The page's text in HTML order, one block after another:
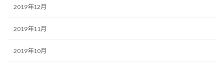
2019年12月
2019年11月
2019年10月